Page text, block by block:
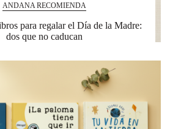
ANDANA RECOMIENDA
para regalar el Día de la Madre:
dos que no caducan